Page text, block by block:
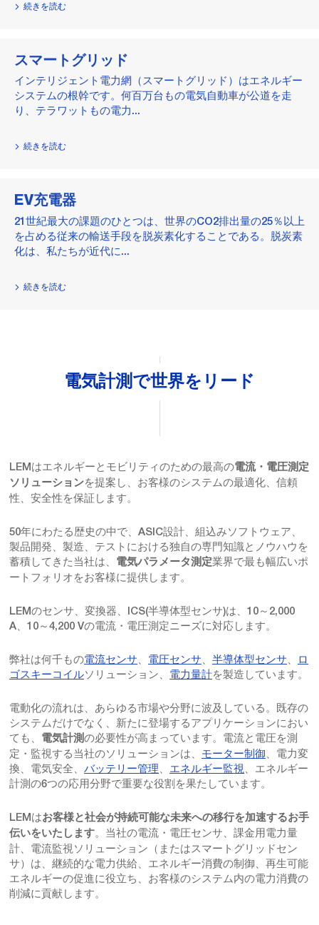
続きを読む
スマートグリッド
インテリジェント電力網（スマートグリッド）はエネルギー
システムの根幹です。何百万台もの電気自動車が公道を走
り、テラワットもの電力...
続きを読む
EV充電器
21世紀最大の課題のひとつは、世界のCO2排出量の25％以上
を占める従来の輸送手段を脱炭素化することである。脱炭素
化は、私たちが近代に...
続きを読む
電気計測で世界をリード
LEMはエネルギーとモビリティのための最高の電流・電圧測定
ソリューションを提案し、お客様のシステムの最適化、信頼
性、安全性を保証します。
50年にわたる歴史の中で、ASIC設計、組込みソフトウェア、
製品開発、製造、テストにおける独自の専門知識とノウハウを
蓄積してきた当社は、
電気パラメータ測定業界で最も幅広いポ
ートフォリオをお客様に提供します。
LEMのセンサ、変換器、ICS(半導体型センサ)は、10～2,000
A、10～4,200 Vの電流・電圧測定ニーズに対応します。
弊社は何千もの電流センサ 電圧センサ 半導体型センサ
ロ
ゴスキーコイルソリューション、 電力量計を製造しています。
電動化の流れは、あらゆる市場や分野に波及している。既存の
システムだけでなく、新たに登場するアプリケーションにおい
ても、
電気計測の必要性が高まっています。電流と電圧を測
定・監視する当社のソリューションは、 モーター制御 、電力変
換、電気安全、 バッテリー管理 エネルギー監視
、エネルギー
計測の6つの応用分野で重要な役割を果たしています。
LEMはお客様と社会が持続可能な未来への移行を加速するお手
伝いをいたします。当社の電流・電圧センサ、課金用電力量
計、電流監視ソリューション（またはスマートグリッドセン
サ）は、継続的な電力供給、エネルギー消費の制御、再生可能
エネルギーの促進に役立ち、お客様のシステム内の電力消費の
削減に貢献します。